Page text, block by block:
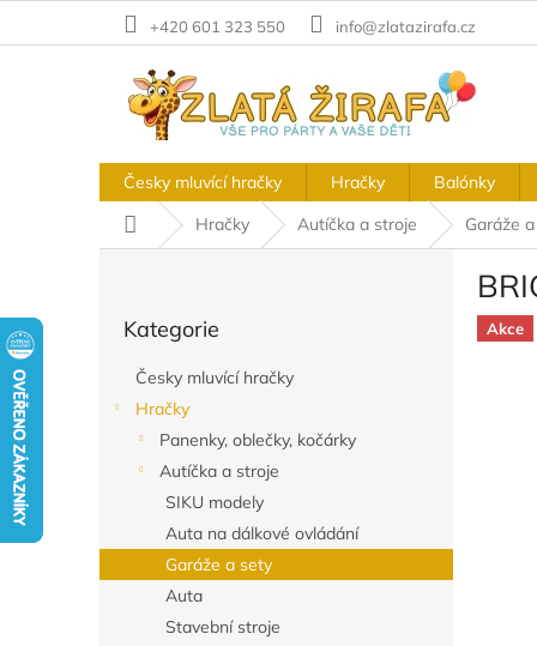
+420 601 323 550 info@zlatazirafa.cz
Česky mluvící hračky Hračky Balónky
Domů
Hračky Autíčka a stroje Garáže
n
e
kategorie
Kategorie
Česky mluvící hračky
Hračky
Panenky, oblečky, kočárky
Autíčka a stroje
SIKU modely
Auta na dálkové ovládání
Garáže a sety
Auta
Stavební stroje
Akce